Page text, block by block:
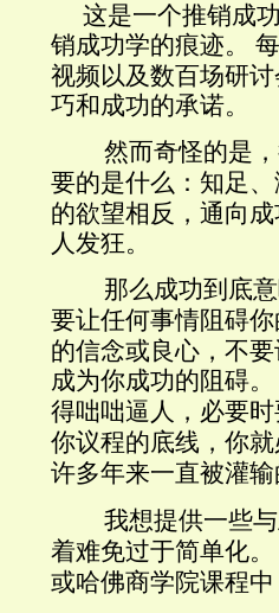
这是一个推销成功
销成功学的痕迹。
视频以及数百场研
巧和成功的承诺。
然而奇怪的是
要的是什么：知足、
的欲望相反，通向
人发狂。
那么成功到底
要让任何事情阻碍
的信念或良心，不要
成为你成功的阻碍。
得咄咄逼人，必要
你议程的底线，你就
许多年来一直被灌
我想提供一些
着难免过于简单化。
或哈佛商学院课程